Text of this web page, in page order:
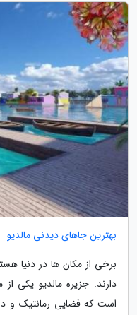
بهترین جاهای دیدنی مالدیو
برخی از مکان ها در دنیا
دارند. جزیره مالدیو یکی
است که فضایی رمانتیک و